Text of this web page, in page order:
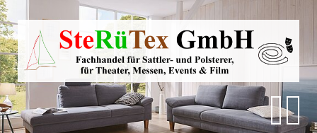
Direkt zur Hauptnavigation springen
Direkt zum Inhalt springen
Zur Unternavigation springen SteRüTex
Planen- & Persenningstoffe
Reißverschlüsse
Artikel um die Persenning